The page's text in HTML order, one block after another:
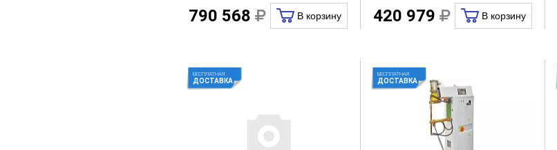
790 568 В корзину 420 979 В корзину
БЕСПЛАТНАЯ
ДОСТАВКА
БЕСПЛАТНАЯ
ДОСТАВКА